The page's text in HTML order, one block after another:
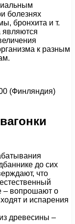
болезнях
бронхита и т.
к разным
(Финляндия)
до сих
что
– вопрошают о
и испарения
древесины –